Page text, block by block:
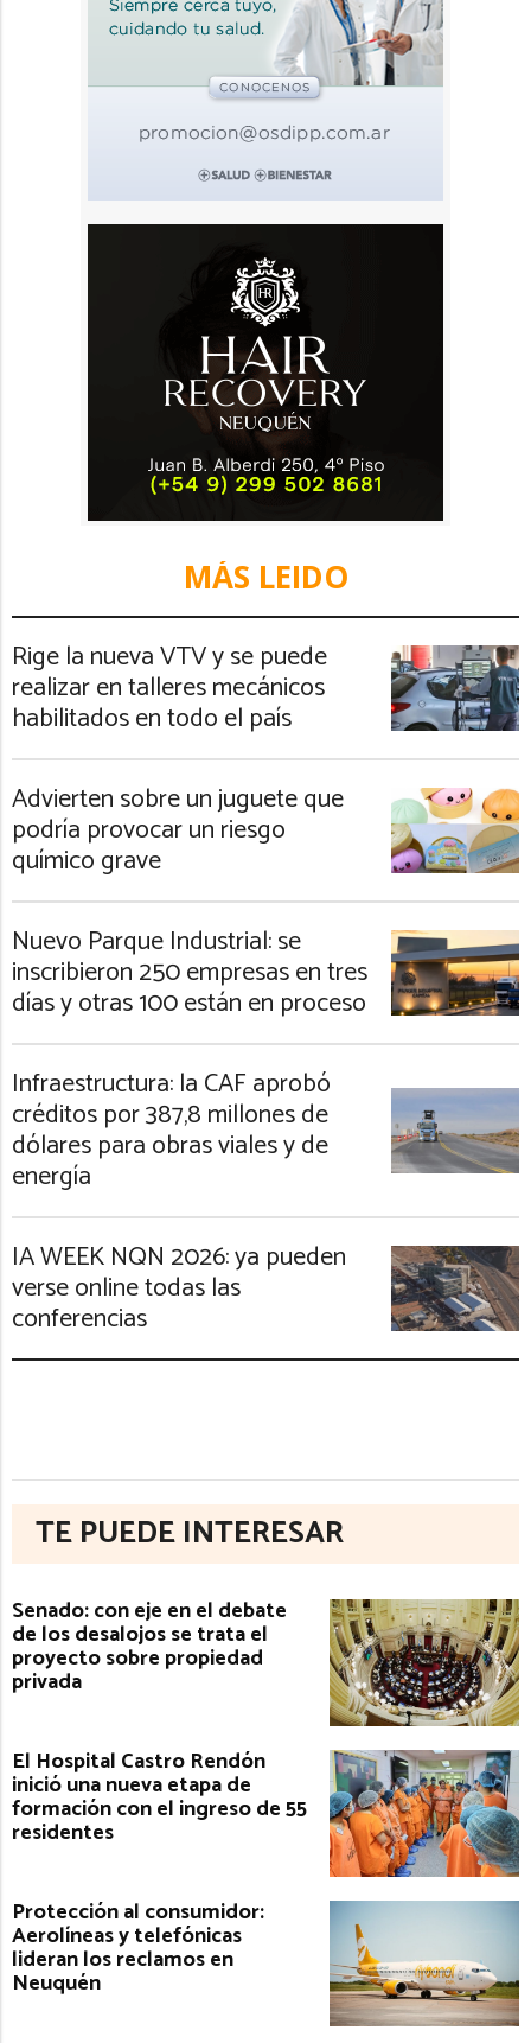
MÁS LEIDO
Rige la nueva VTV y se puede
realizar en talleres mecánicos
habilitados en todo el país
Advierten sobre un juguete que
podría provocar un riesgo
químico grave
Nuevo Parque Industrial: se
inscribieron 250 empresas en tres
días y otras 100 están en proceso
Infraestructura: la CAF aprobó
créditos por 387,8 millones de
dólares para obras viales y de
energía
IA WEEK NQN 2026: ya pueden
verse online todas las
conferencias
TE PUEDE INTERESAR
Senado: con eje en el debate
de los desalojos se trata el
proyecto sobre propiedad
privada
El Hospital Castro Rendón
inició una nueva etapa de
formación con el ingreso de 55
residentes
Protección al consumidor:
Aerolíneas y telefónicas
lideran los reclamos en
Neuquén